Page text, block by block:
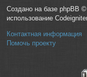
Создано на базе phpBB
использование
Контактная информация
Помочь проекту